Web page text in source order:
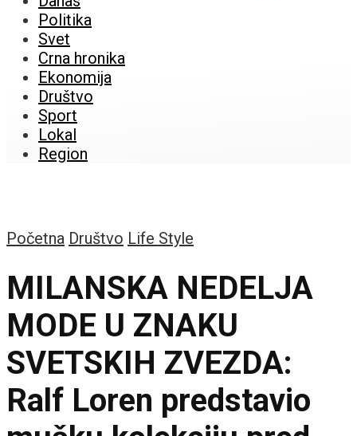
Politika
Svet
Crna hronika
Ekonomija
Društvo
Sport
Lokal
Region
Početna Društvo Life Style
MILANSKA NEDELJA
MODE U ZNAKU
SVETSKIH ZVEZDA:
Ralf Loren predstavio